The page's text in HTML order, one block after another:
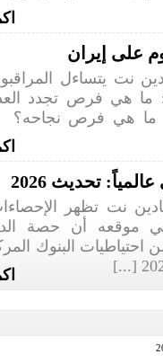
على إيران
نت يتساءل
ما هي فرص تجدد
ما هي فرص
تحديث 2026
نت تظهر
موقعه أن حصة
من نحو 58% من احتياطيات